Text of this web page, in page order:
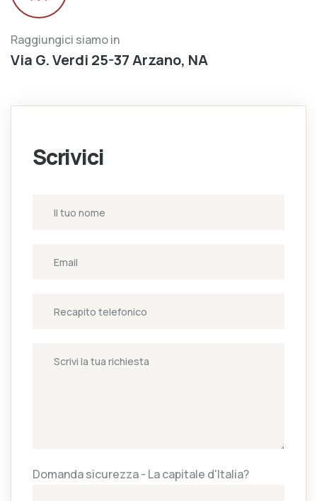
Raggiungici siamo in
Via G. Verdi 25-37 Arzano, NA
Scrivici
Domanda sicurezza - La capitale d'Italia?